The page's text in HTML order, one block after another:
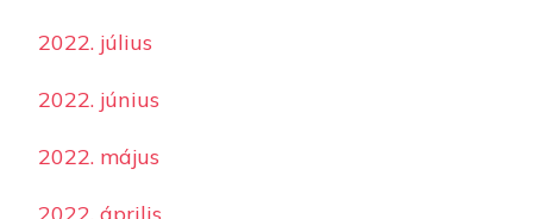
2022. július
2022. június
2022. május
2022. április